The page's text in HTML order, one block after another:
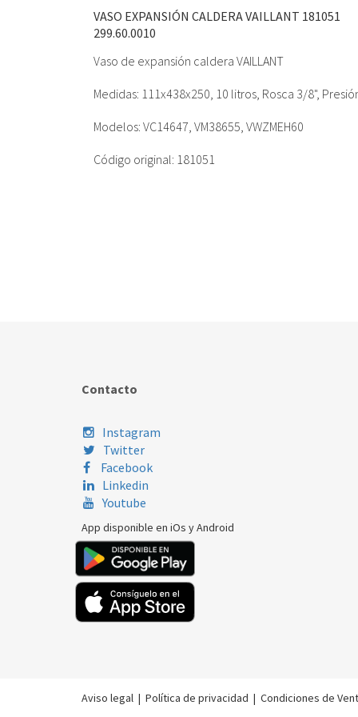
VASO EXPANSIÓN CALDERA VAILLANT 181051
299.60.0010
Vaso de expansión caldera VAILLANT
Medidas: 111x438x250, 10 litros, Rosca 3/8",
Modelos: VC14647, VM38655, VWZMEH60
Código original: 181051
Contacto
Instagram
Twitter
Facebook
Linkedin
Youtube
App disponible en iOs y Android
Aviso legal | Política de privacidad | Condiciones de